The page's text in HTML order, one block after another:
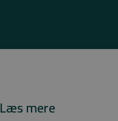
Læs mere